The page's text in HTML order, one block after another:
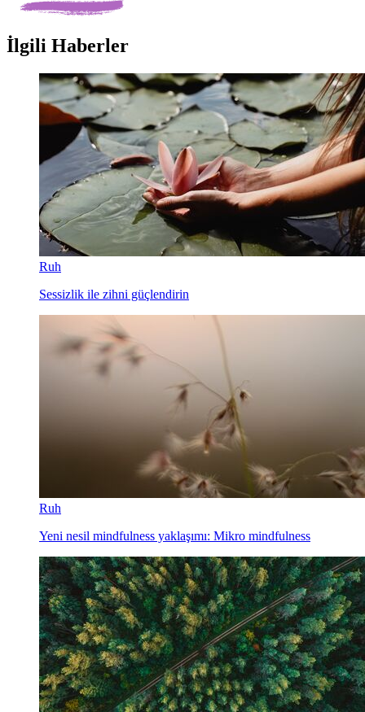
İlgili Haberler
Ruh
Sessizlik ile zihni güçlendirin
Ruh
Yeni nesil mindfulness yaklaşımı: Mikro mindfulness